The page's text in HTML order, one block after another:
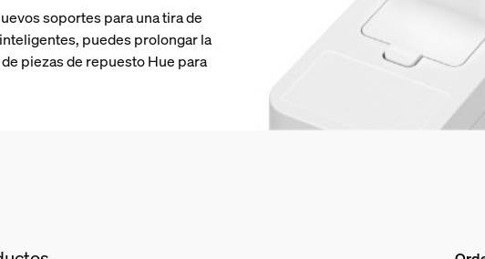
soportes para una tira de
puedes prolongar la
piezas de repuesto Hue para